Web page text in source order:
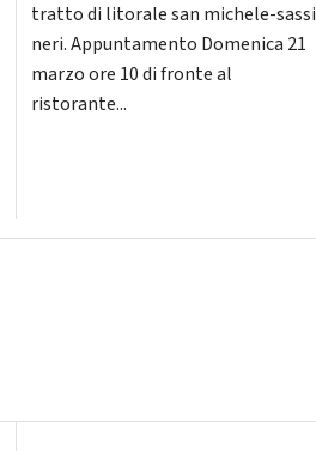
tratto di litorale san michele-sassi
neri. Appuntamento Domenica 21
marzo ore 10 di fronte al
ristorante...